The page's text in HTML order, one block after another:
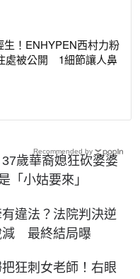
生！ENHYPEN西村力粉
處被公開 1細節讓人鼻
歲華裔媳狂砍婆婆
小姑要來」
違法？法院判決逆
減 最終結局曝
狂刺女老師！右眼
Recommended by